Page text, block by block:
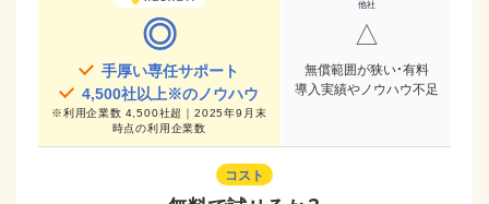
◎
手厚い専任サポート
4,500社以上※のノウハウ
※利用企業数 4,500社超｜2025年9月末
時点の利用企業数
△
無償範囲が狭い・有料
導入実績やノウハウ不足
コスト